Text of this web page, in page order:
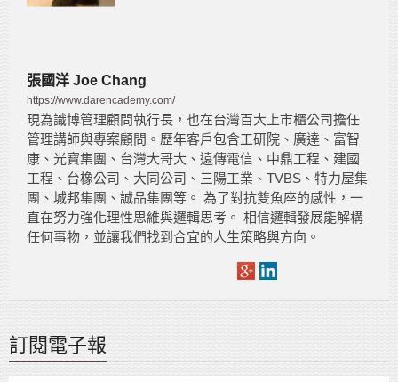
張國洋 Joe Chang
https://www.darencademy.com/
現為識博管理顧問執行長，也在台灣百大上市櫃公司擔任
管理講師與專案顧問。歷年客戶包含工研院、廣達、富智
康、光寶集團、台灣大哥大、遠傳電信、中鼎工程、建國
工程、台橡公司、大同公司、三陽工業、TVBS、特力屋集
團、城邦集團、誠品集團等。 為了對抗雙魚座的感性，一
直在努力強化理性思維與邏輯思考。 相信邏輯發展能解構
任何事物，並讓我們找到合宜的人生策略與方向。
訂閱電子報